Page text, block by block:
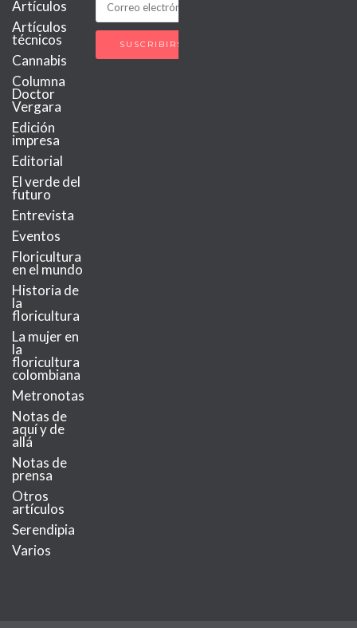
Artículos
Artículos
técnicos
Cannabis
Columna
Doctor
Vergara
Edición
impresa
Editorial
El verde del
futuro
Entrevista
Eventos
Floricultura
en el mundo
Historia de
la
floricultura
La mujer en
la
floricultura
colombiana
Metronotas
Notas de
aquí y de
allá
Notas de
prensa
Otros
artículos
Serendipia
Varios